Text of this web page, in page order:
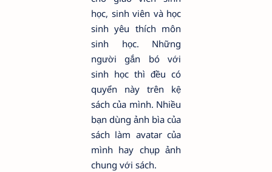
học, sinh viên và học
sinh yêu thích môn
sinh học. Những
người gắn bó với
sinh học thì đều có
quyển này trên kệ
sách của mình. Nhiều
bạn dùng ảnh bìa của
sách làm avatar của
mình hay chụp ảnh
chung với sách.